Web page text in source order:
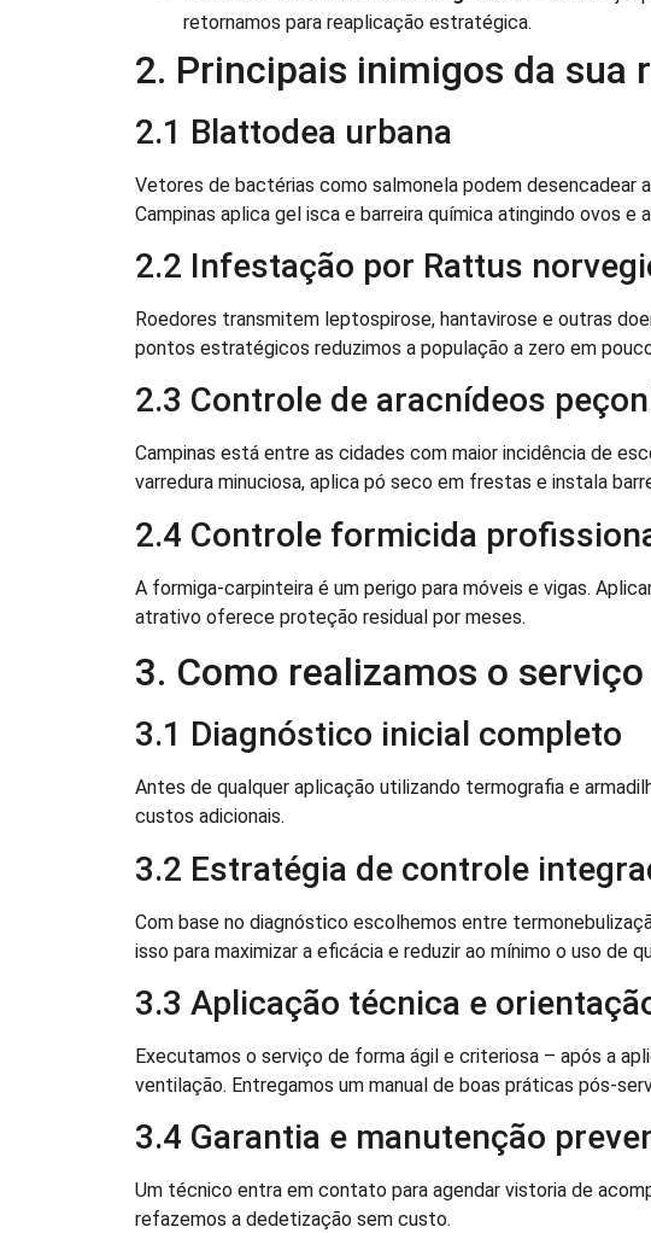
retornamos para reaplicação estratégica.
2. Principais inimigos da sua
2.1 Blattodea urbana
Vetores de bactérias como salmonela podem desencadear
Campinas aplica gel isca e barreira química atingindo ovos e
2.2 Infestação por Rattus
Roedores transmitem leptospirose, hantavirose e outras
pontos estratégicos reduzimos a população a zero em
2.3 Controle de aracnídeos
Campinas está entre as cidades com maior incidência de
varredura minuciosa, aplica pó seco em frestas e instala
2.4 Controle formicida
A formiga-carpinteira é um perigo para móveis e vigas.
atrativo oferece proteção residual por meses.
3. Como realizamos o
3.1 Diagnóstico inicial completo
Antes de qualquer aplicação utilizando termografia e
custos adicionais.
3.2 Estratégia de controle
Com base no diagnóstico escolhemos entre
isso para maximizar a eficácia e reduzir ao mínimo o uso de
3.3 Aplicação técnica e
Executamos o serviço de forma ágil e criteriosa – após a
ventilação. Entregamos um manual de boas práticas pós-
3.4 Garantia e manutenção
Um técnico entra em contato para agendar vistoria de
refazemos a dedetização sem custo.